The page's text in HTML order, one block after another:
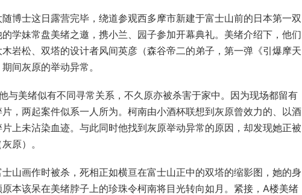
博士这日露营完毕，绕道参观西多摩市新建于富士山前的日本第一双
学妹常盘美绪之邀，携小兰、园子参加开幕典礼。美绪介绍下，他们
岩松、双塔的设计者风间英彦（森谷帝二的弟子，第一弹《引爆摩天
间灰原的举动异常。
与美绪似有不同寻常关系，不久原亦被杀害于家中。因为现场都留有
，两起案件似系一人所为。柯南由小酒杯联想到灰原曾效力的、以酒
上未沾染血迹。与此同时他找到灰原举动异常的原因，却发现她正被
原）。
山画作时被杀，死相正如横亘在富士山正中的双塔的缩影图，她的身
本该呆在美绪脖子上的珍珠令柯南将目光转向如月。紧接，A楼美绪